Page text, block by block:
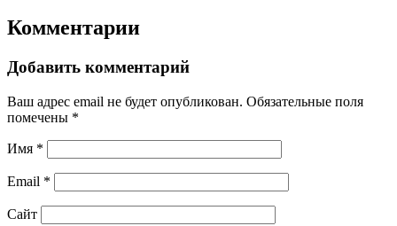
Комментарии
Добавить комментарий
Ваш адрес email не будет опубликован. Обязательные поля
помечены *
Имя *
Email *
Сайт